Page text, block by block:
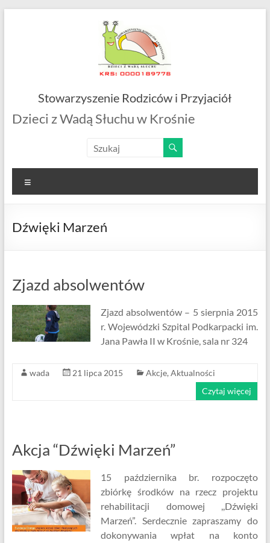
Stowarzyszenie Rodziców i Przyjaciół
Dzieci z Wadą Słuchu w Krośnie
Dźwięki Marzeń
Zjazd absolwentów
Zjazd absolwentów – 5 sierpnia 2015
r. Wojewódzki Szpital Podkarpacki im.
Jana Pawła II w Krośnie, sala nr 324
wada 21 lipca 2015 Akcje, Aktualności
Czytaj więcej
Akcja “Dźwięki Marzeń”
15 października br. rozpoczęto
zbiórkę środków na rzecz projektu
rehabilitacji domowej ,,Dźwięki
Marzeń”. Serdecznie zapraszamy do
dokonywania wpłat na konto